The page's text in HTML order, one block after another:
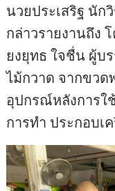
นวยประเสริฐ นัก
กล่าวรายงานถึง
ยงยุทธ ใจชื่น ผู้บ
ไม้กวาด จากขวด
อุปกรณ์หลังการใ
การทำ ประกอบเ